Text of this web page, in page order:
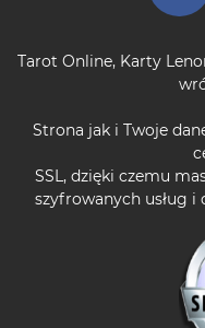
Tarot Online, Karty
Strona jak i Twoje
SSL, dzięki czemu
szyfrowanych usług i